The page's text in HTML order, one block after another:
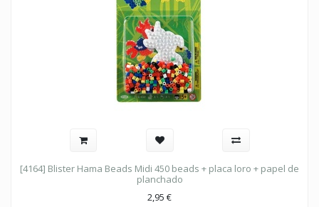
[4164] Blister Hama Beads Midi 450 beads + placa loro + papel de
planchado
2,95 €